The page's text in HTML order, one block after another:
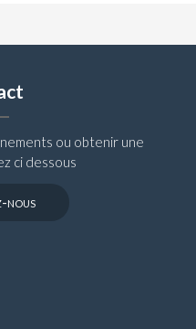
ou obtenir une
ci dessous
nous